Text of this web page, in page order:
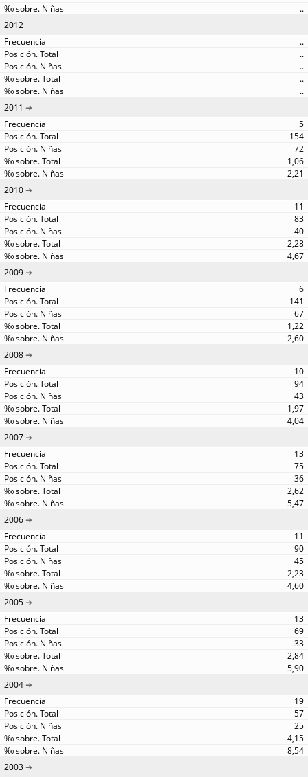
..
2012
..
..
..
..
..
2011
5
154
72
1,06
2,21
2010
11
83
40
2,28
4,67
2009
6
141
67
1,22
2,60
2008
10
94
43
1,97
4,04
2007
13
75
36
2,62
5,47
2006
11
90
45
2,23
4,60
2005
13
69
33
2,84
5,90
2004
19
57
25
4,15
8,54
2003